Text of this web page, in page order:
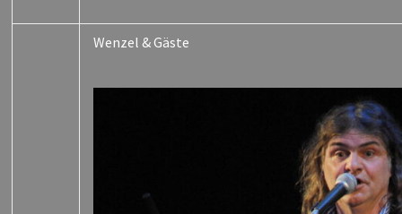
Wenzel & Gäste